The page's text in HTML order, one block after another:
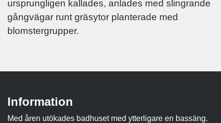
ursprungligen kallades, anlades med slingrande
gångvägar runt gräsytor planterade med
blomstergrupper.
Information
Med åren utökades badhuset med ytterligare en bassäng.